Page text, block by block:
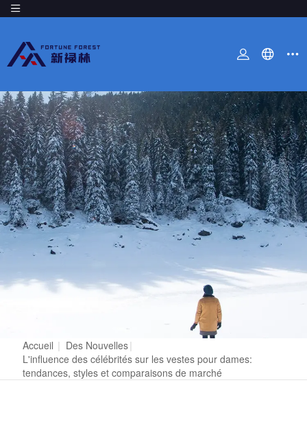
Accueil | Des Nouvelles|
L'influence des célébrités sur les vestes pour dames:
tendances, styles et comparaisons de marché